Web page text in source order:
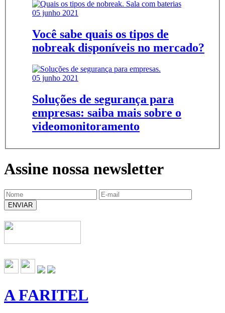
05 junho 2021
Você sabe quais os tipos de
nobreak disponíveis no mercado?
05 junho 2021
Soluções de segurança para
empresas: saiba mais sobre o
videomonitoramento
Assine nossa newsletter
ENVIAR
A FARITEL